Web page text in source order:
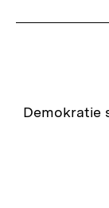
Zur
Demokratie